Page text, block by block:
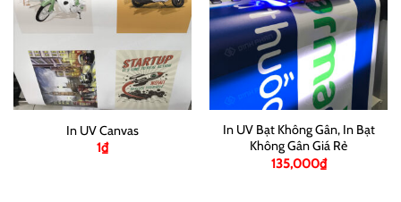
In UV Canvas
1₫
In UV Bạt Không Gân, In Bạt
Không Gân Giá Rẻ
135,000₫